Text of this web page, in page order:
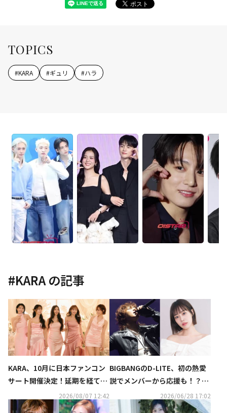
TOPICS
#KARA #ギュリ #ハラ
#KARA の記事
KARA、10月に日本ファンコン
サート開催決定！延期を経てフ
2026/08/07 12:42
BIGBANGのD-LITE、初の熱愛
説でメンバーから応援も！？KA
RA ヨンジとの“密着写真”の真
相語る（動画あり）
2026/06/28 17:02